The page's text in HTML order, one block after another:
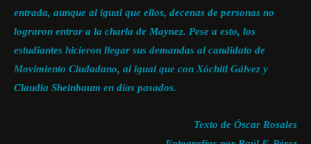
entrada, aunque al igual que ellos, decenas de personas no
lograron entrar a la charla de Maynez. Pese a esto, los
estudiantes hicieron llegar sus demandas al candidato de
Movimiento Ciudadano, al igual que con Xóchitl Gálvez y
Claudia Sheinbaum en días pasados.
Texto de Óscar Rosales